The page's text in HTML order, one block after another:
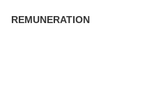
REMUNERATION